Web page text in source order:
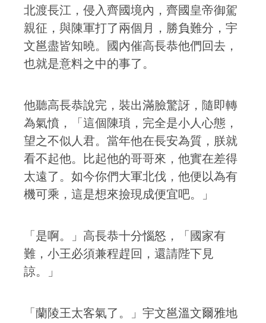
北渡長江，侵入齊國境內，齊國皇帝御駕
親征，與陳軍打了兩個月，勝負難分，宇
文邕盡皆知曉。國內催高長恭他們回去，
也就是意料之中的事了。
他聽高長恭說完，裝出滿臉驚訝，隨即轉
為氣憤，「這個陳瑣，完全是小人心態，
望之不似人君。當年他在長安為質，朕就
看不起他。比起他的哥哥來，他實在差得
太遠了。如今你們大軍北伐，他便以為有
機可乘，這是想來撿現成便宜吧。」
「是啊。」高長恭十分惱怒，「國家有
難，小王必須兼程趕回，還請陛下見
諒。」
「蘭陵王太客氣了。」宇文邕溫文爾雅地